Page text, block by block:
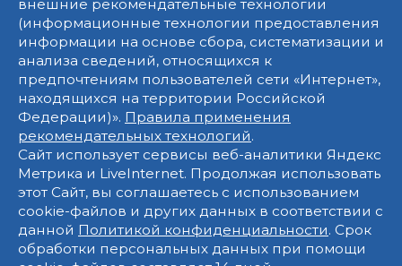
внешние рекомендательные технологии
(информационные технологии предоставления
информации на основе сбора, систематизации и
анализа сведений, относящихся к
предпочтениям пользователей сети «Интернет»,
находящихся на территории Российской
Федерации)». Правила применения
рекомендательных технологий.
Сайт использует сервисы веб-аналитики Яндекс
Метрика и LiveInternet. Продолжая использовать
этот Сайт, вы соглашаетесь с использованием
cookie-файлов и других данных в соответствии с
данной Политикой конфиденциальности. Срок
обработки персональных данных при помощи